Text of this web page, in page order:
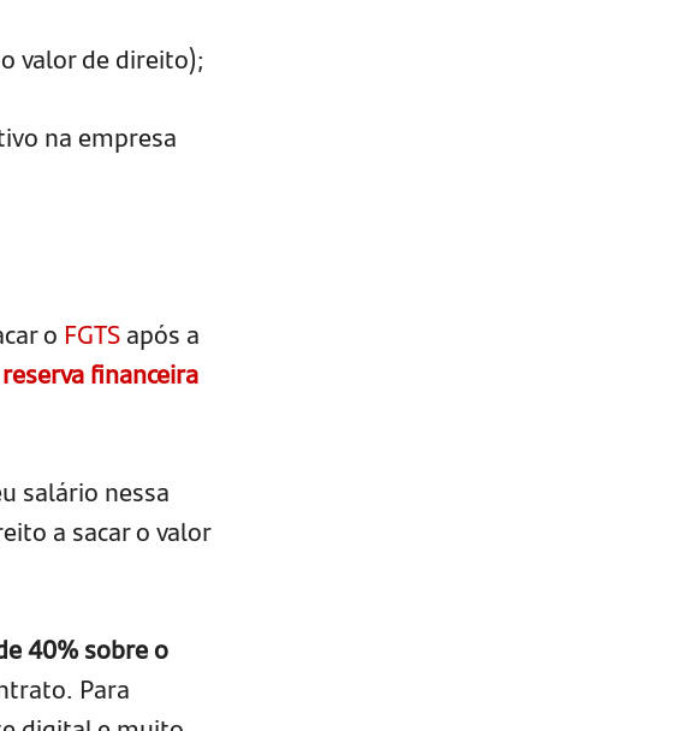
valor de direito);
na empresa
o FGTSapós a
reserva financeira
salário nessa
a sacar o valor
40% sobre o
Para